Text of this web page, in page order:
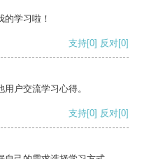
学习啦！
支持[0] 反对[0]
户交流学习心得。
支持[0] 反对[0]